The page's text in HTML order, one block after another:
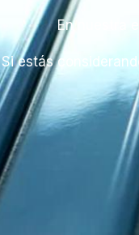
En nuestra
Si estás